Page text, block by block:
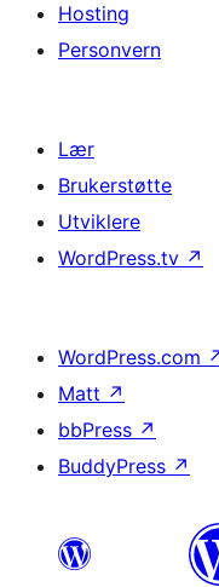
Hosting
Personvern
Lær
Brukerstøtte
Utviklere
WordPress.tv ↗
WordPress.com
Matt ↗
bbPress ↗
BuddyPress ↗